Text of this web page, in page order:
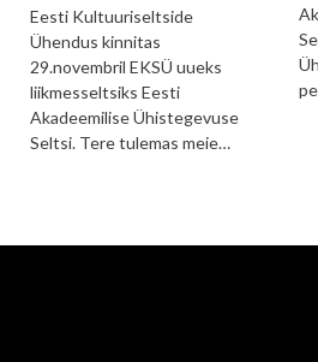
Eesti Kultuuriseltside
Ühendus kinnitas
29.novembril EKSÜ uueks
liikmesseltsiks Eesti
Akadeemilise Ühistegevuse
Seltsi. Tere tulemas meie…